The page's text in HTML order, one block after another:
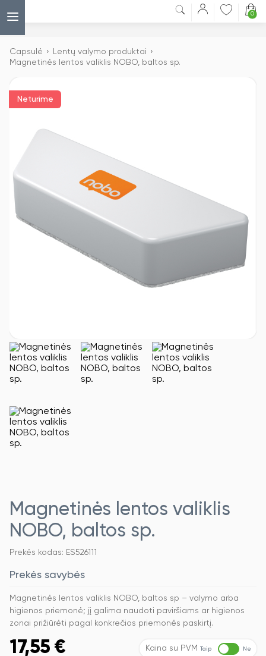
0
Capsulė › Lentų valymo produktai ›
Magnetinės lentos valiklis NOBO, baltos sp.
Neturime
Magnetinės lentos valiklis
NOBO, baltos sp.
Prekės kodas: ES526111
Prekės savybės
Magnetinės lentos valiklis NOBO, baltos sp – valymo arba
higienos priemonė; jį galima naudoti paviršiams ar higienos
zonai prižiūrėti pagal konkrečios priemonės paskirtį.
17,55 € Kaina su PVM Taip Ne